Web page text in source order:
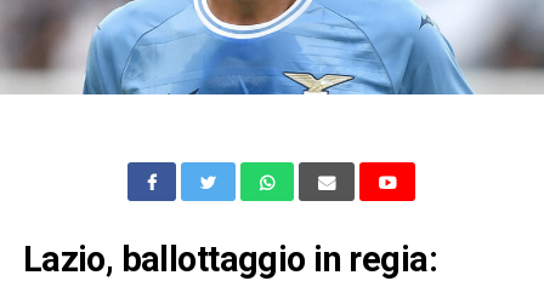
Lazio, ballottaggio in regia: